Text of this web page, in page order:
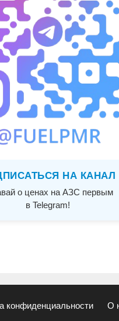
НА КАНАЛ
о ценах на АЗС первым
в Telegram!
конфиденциальности О